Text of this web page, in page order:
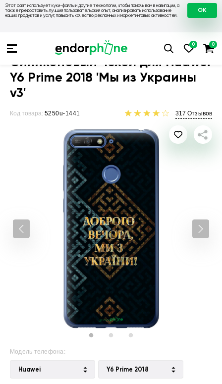
Этот сайт использует куки-файлы и другие технологии, чтобы помочь вам в навигации, а
также предоставить лучший пользовательский опыт, анализировать использование
наших продуктов и услуг, повысить качество рекламных и маркетинговых активностей.
OK
Чехлы на Huawei Чехол для
Силиконовый чехол для Huawei
Y6 Prime 2018 'Мы из Украины
v3'
Код товара: 5250u-1441 317 Отзывов
Модель телефона:
Huawei Y6 Prime 2018